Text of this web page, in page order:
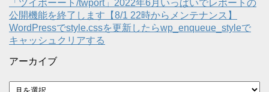
「ツイポーート/twport」2022年6月いっぱいでレポートの
公開機能を終了します【8/1 22時からメンテナンス】
WordPressでstyle.cssを更新したらwp_enqueue_styleで
キャッシュクリアする
アーカイブ
ア